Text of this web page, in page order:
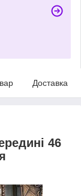
Доставка
46